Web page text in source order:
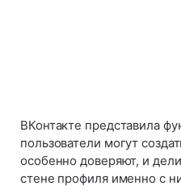
ВКонтакте представила
пользователи могут
особенно доверяют, и
стене профиля именно с